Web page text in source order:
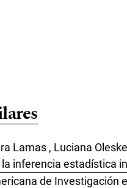
Lamas , Luciana
inferencia estadística
de Investigación